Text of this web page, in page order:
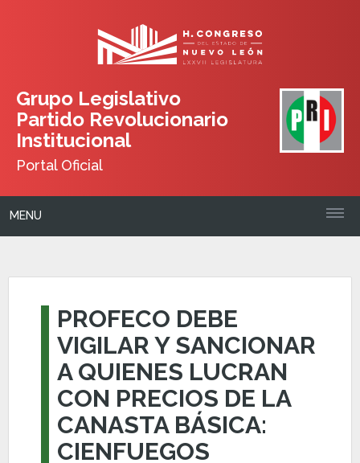
Grupo Legislativo
Partido Revolucionario
Institucional
Portal Oficial
MENU
PROFECO DEBE
VIGILAR Y SANCIONAR
A QUIENES LUCRAN
CON PRECIOS DE LA
CANASTA BÁSICA:
CIENFUEGOS